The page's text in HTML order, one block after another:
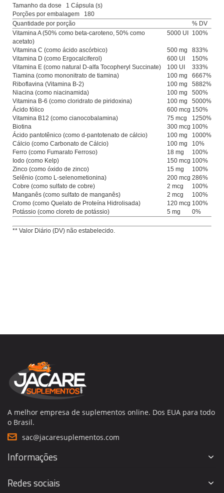
Tamanho da dose 1 Cápsula (s)
Porções por embalagem 180
Quantidade por porção
% DV
Vitamina A (50% como beta-caroteno, 50% como
acetato)
5000 UI 100%
Vitamina C (como ácido ascórbico) 500 mg
833%
Vitamina D (como Ergocalciferol)
600 UI
150%
Vitamina E (como natural D-alfa Tocopheryl Succinate)
100 UI
333%
Tiamina (como mononitrato de tiamina)
100 mg
6667%
Riboflavina (Vitamina B-2)
100 mg
5882%
Niacina (como niacinamida)
100 mg
500%
Vitamina B-6 (como cloridrato de piridoxina)
100 mg
5000%
Ácido fólico
600 mcg 150%
Vitamina B12 (como cianocobalamina)
75 mcg
1250%
Biotina
300 mcg 100%
Ácido pantotênico (como d-pantotenato de cálcio)
100 mg
1000%
Cálcio (como Carbonato de Cálcio)
100 mg
10%
Ferro (como Fumarato Ferroso)
18 mg
100%
Iodo (como Kelp)
150 mcg 100%
Zinco (como óxido de zinco)
15 mg
100%
Selênio (como L-selenometionina)
200 mcg 286%
Cobre (como sulfato de cobre)
2 mcg
100%
Manganês (como sulfato de manganês)
2 mcg
100%
Cromo (como Quelato de Proteína Hidrolisada)
120 mcg 100%
Potássio (como cloreto de potássio)
5 mg 0%
** Valor Diário (DV) não estabelecido.
A melhor empresa de suplementos online. Dos EUA para todo
o Brasil.
sac@jacaresuplementos.com
Informações
Redes sociais